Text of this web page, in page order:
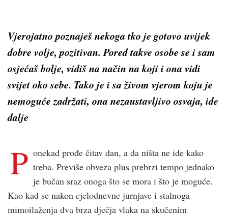
Vjerojatno poznaješ nekoga tko je gotovo uvijek
dobre volje, pozitivan. Pored takve osobe se i sam
osjećaš bolje, vidiš na način na koji i ona vidi
svijet oko sebe. Tako je i sa živom vjerom koju je
nemoguće zadržati, ona nezaustavljivo osvaja, ide
dalje
P onekad prođe čitav dan, a da ništa ne ide kako
treba. Previše obveza plus prebrzi tempo jednako
je bučan sraz onoga što se mora i što je moguće.
Kao kad se nakon cjelodnevne jurnjave i stalnoga
mimoilaženja dva brza dječja vlaka na skučenim